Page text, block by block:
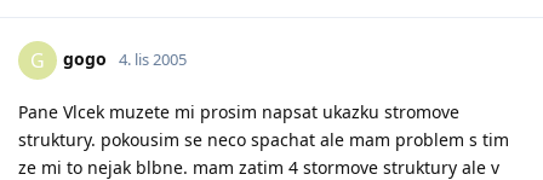
G gogo 4. lis 2005
Pane Vlcek muzete mi prosim napsat ukazku stromove
struktury. pokousim se neco spachat ale mam problem s tim
ze mi to nejak blbne. mam zatim 4 stormove struktury ale v